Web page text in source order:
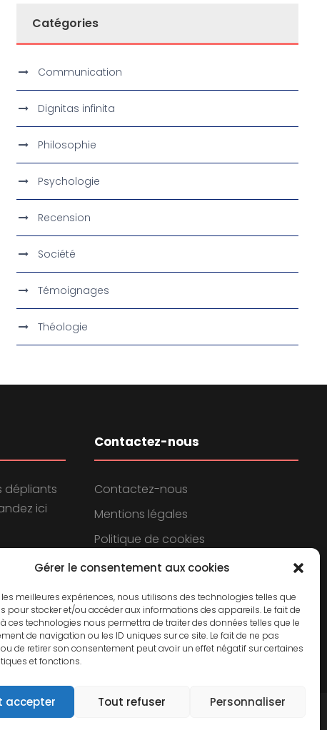
Gérer le consentement aux cookies
les meilleures expériences, nous utilisons des technologies telles que
pour stocker et/ou accéder aux informations des appareils. Le fait de
ces technologies nous permettra de traiter des données telles que le
de navigation ou les ID uniques sur ce site. Le fait de ne pas
de retirer son consentement peut avoir un effet négatif sur certaines
et fonctions.
accepter Tout refuser Personnaliser
Catégories
Communication
Dignitas infinita
Philosophie
Psychologie
Recension
Société
Témoignages
Théologie
dépliants
ici
Contactez-nous
Contactez-nous
Mentions légales
Politique de cookies
Politique de confidentialité